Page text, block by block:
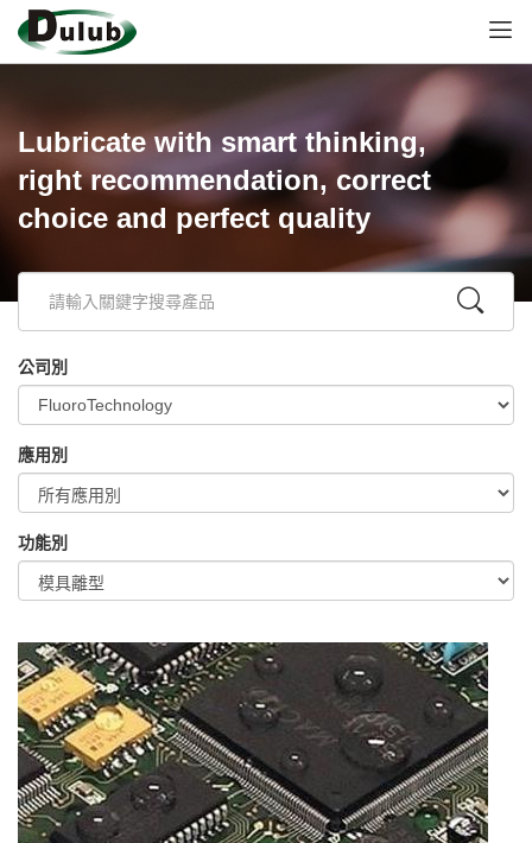
Lubricate with smart thinking,
right recommendation, correct
choice and perfect quality
公司別
應用別
功能別